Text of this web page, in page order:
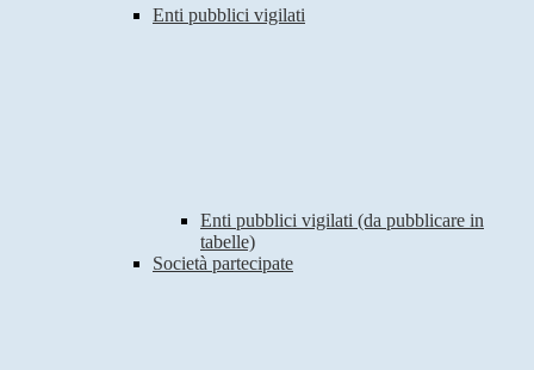
Enti pubblici vigilati
Enti pubblici vigilati (da pubblicare in
tabelle)
Società partecipate